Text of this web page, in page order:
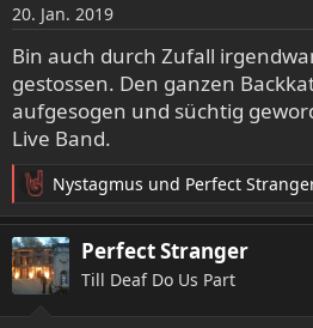
n
e
n
:
20. Jan. 2019
Bin auch durch Zufall
gestossen. Den ganzen
aufgesogen und süchtig
Live Band.
R
e
a
k
t
Nystagmus und Perfect
Perfect Stranger
Till Deaf Do Us Part